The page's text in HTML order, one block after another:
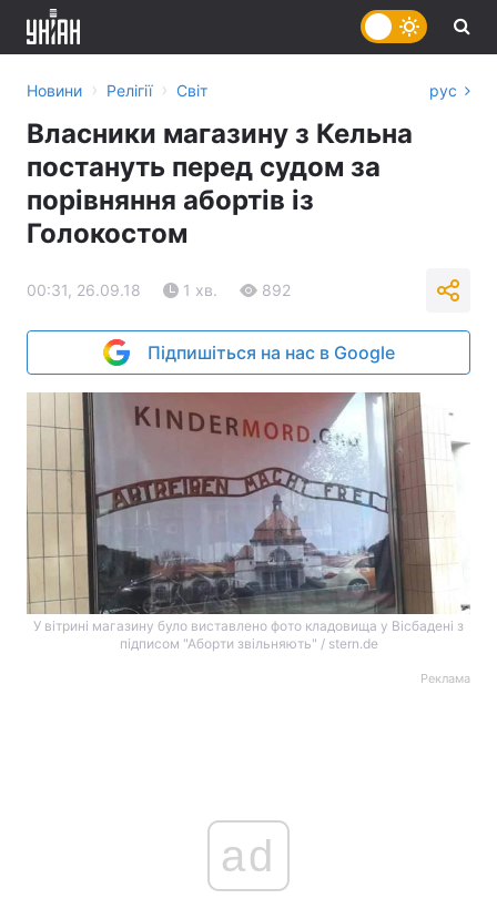
Новини › Релігії › Світ рус
Власники магазину з Кельна
постануть перед судом за
порівняння абортів із
Голокостом
00:31, 26.09.18 1 хв. 892
Підпишіться на нас в Google
У вітрині магазину було виставлено фото кладовища у Вісбадені з
підписом "Аборти звільняють" / stern.de
Реклама
ad